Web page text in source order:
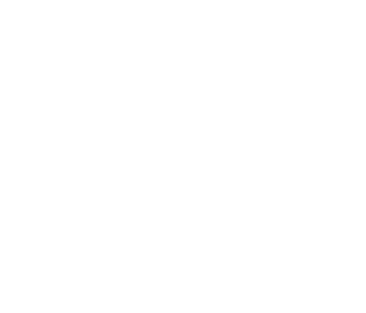
”与“创新材料”成核心议题